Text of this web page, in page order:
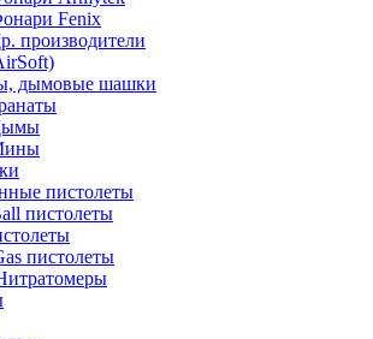
Fenix
производители
дымовые шашки
пистолеты
пистолеты
пистолеты